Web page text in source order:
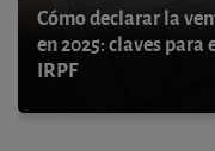
Cómo declarar la
en 2025: claves
IRPF